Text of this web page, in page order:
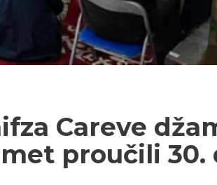
Careve
proučili 30.